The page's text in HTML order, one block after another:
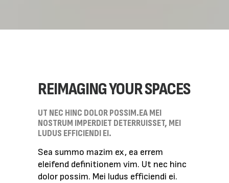
REIMAGING YOUR SPACES
UT NEC HINC DOLOR POSSIM.EA MEI
NOSTRUM IMPERDIET DETERRUISSET, MEI
LUDUS EFFICIENDI EI.
Sea summo mazim ex, ea errem
eleifend definitionem vim. Ut nec hinc
dolor possim. Mei ludus efficiendi ei.